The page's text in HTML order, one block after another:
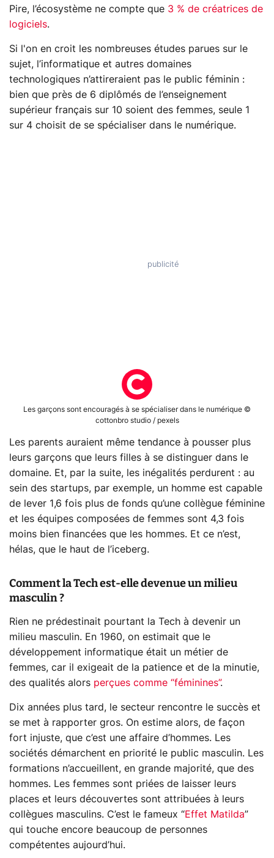
Pire, l’écosystème ne compte que 3 % de créatrices de
logiciels.
Si l'on en croit les nombreuses études parues sur le
sujet, l’informatique et autres domaines
technologiques n’attireraient pas le public féminin :
bien que près de 6 diplômés de l’enseignement
supérieur français sur 10 soient des femmes, seule 1
sur 4 choisit de se spécialiser dans le numérique.
Les garçons sont encouragés à se spécialiser dans le numérique ©
cottonbro studio / pexels
Les parents auraient même tendance à pousser plus
leurs garçons que leurs filles à se distinguer dans le
domaine. Et, par la suite, les inégalités perdurent : au
sein des startups, par exemple, un homme est capable
de lever 1,6 fois plus de fonds qu’une collègue féminine
et les équipes composées de femmes sont 4,3 fois
moins bien financées que les hommes. Et ce n’est,
hélas, que le haut de l’iceberg.
Comment la Tech est-elle devenue un milieu
masculin ?
Rien ne prédestinait pourtant la Tech à devenir un
milieu masculin. En 1960, on estimait que le
développement informatique était un métier de
femmes, car il exigeait de la patience et de la minutie,
des qualités alors perçues comme “féminines”.
Dix années plus tard, le secteur rencontre le succès et
se met à rapporter gros. On estime alors, de façon
fort injuste, que c’est une affaire d’hommes. Les
sociétés démarchent en priorité le public masculin. Les
formations n’accueillent, en grande majorité, que des
hommes. Les femmes sont priées de laisser leurs
places et leurs découvertes sont attribuées à leurs
collègues masculins. C’est le fameux “Effet Matilda”
qui touche encore beaucoup de personnes
compétentes aujourd’hui.